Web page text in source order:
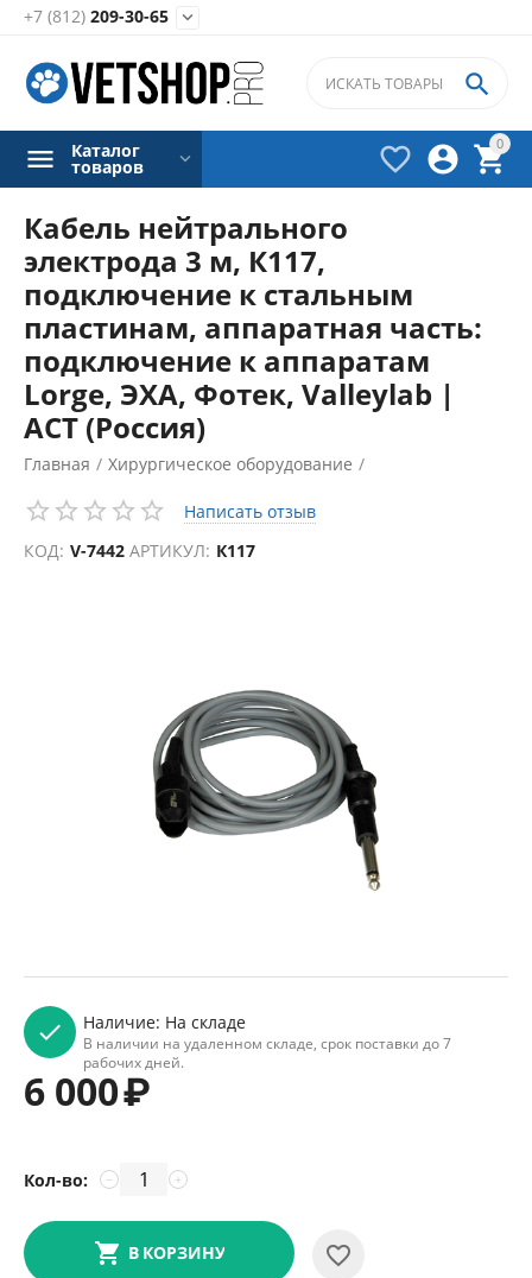
+7 (812) 209-30-65 
0




Каталог
товаров
Кабель нейтрального
электрода 3 м, К117,
подключение к стальным
пластинам, аппаратная часть:
подключение к аппаратам
Lorge, ЭХА, Фотек, Valleylab |
АСТ (Россия)
Главная / Хирургическое оборудование /
Электрокоагуляторы /
Аксессуары для электрокоагуляторов
Написать отзыв
КОД: V-7442 АРТИКУЛ: К117
Наличие: На складе
В наличии на удаленном складе, срок поставки до 7
рабочих дней.
6 000₽
Кол-во: +
−
В КОРЗИНУ